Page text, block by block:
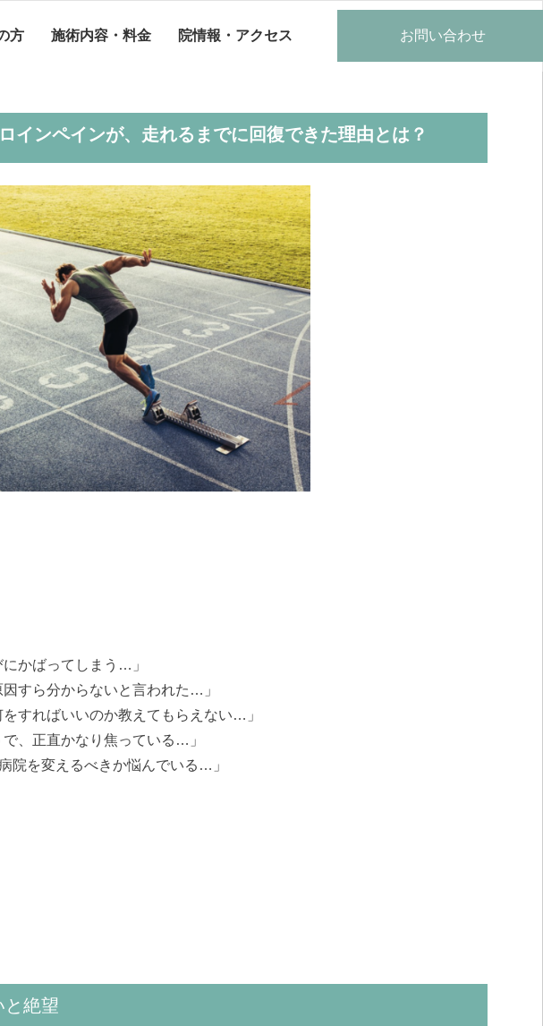
方 施術内容・料金 院情報・アクセス お問い合わせ
インペインが、走れるまでに回復できた理由とは？
かばってしまう…」
すら分からないと言われた…」
すればいいのか教えてもらえない…」
、正直かなり焦っている…」
院を変えるべきか悩んでいる…」
と絶望